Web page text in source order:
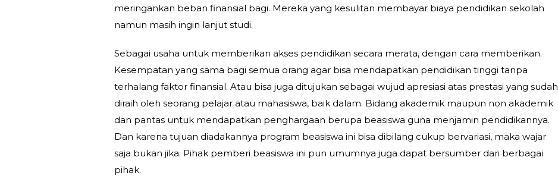
meringankan beban finansial bagi. Mereka yang kesulitan membayar biaya pendidikan sekolah
namun masih ingin lanjut studi.
Sebagai usaha untuk memberikan akses pendidikan secara merata, dengan cara memberikan.
Kesempatan yang sama bagi semua orang agar bisa mendapatkan pendidikan tinggi tanpa
terhalang faktor finansial. Atau bisa juga ditujukan sebagai wujud apresiasi atas prestasi yang sudah
diraih oleh seorang pelajar atau mahasiswa, baik dalam. Bidang akademik maupun non akademik
dan pantas untuk mendapatkan penghargaan berupa beasiswa guna menjamin pendidikannya.
Dan karena tujuan diadakannya program beasiswa ini bisa dibilang cukup bervariasi, maka wajar
saja bukan jika. Pihak pemberi beasiswa ini pun umumnya juga dapat bersumber dari berbagai
pihak.